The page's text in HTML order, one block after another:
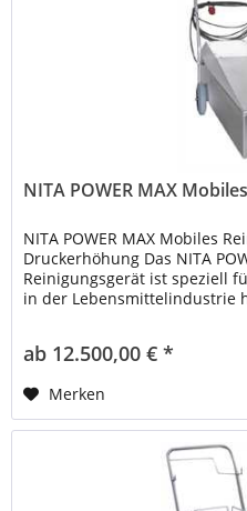
NITA POWER MAX
NITA POWER MAX Mobiles
Druckerhöhung Das NITA
Reinigungsgerät ist speziell
in der Lebensmittelindustrie
ab 12.500,00 € *
Merken